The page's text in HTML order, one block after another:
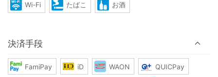
Wi-Fi たばこ お酒
決済手段
FamiPay iD WAON QUICPay